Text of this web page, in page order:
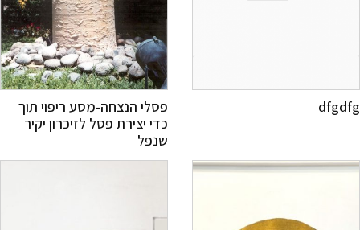
פסלי הנצחה-מסע ריפוי תוך
כדי יצירת פסל לזיכרון יקיר
שנפל